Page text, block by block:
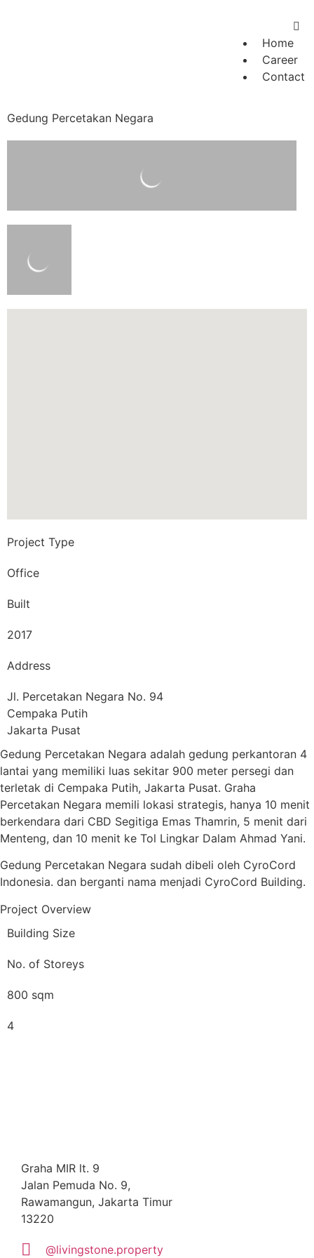
Home
Career
Contact
Gedung Percetakan Negara
Project Type
Office
Built
2017
Address
Jl. Percetakan Negara No. 94
Cempaka Putih
Jakarta Pusat
Gedung Percetakan Negara adalah gedung perkantoran 4
lantai yang memiliki luas sekitar 900 meter persegi dan
terletak di Cempaka Putih, Jakarta Pusat. Graha
Percetakan Negara memili lokasi strategis, hanya 10 menit
berkendara dari CBD Segitiga Emas Thamrin, 5 menit dari
Menteng, dan 10 menit ke Tol Lingkar Dalam Ahmad Yani.
Gedung Percetakan Negara sudah dibeli oleh CyroCord
Indonesia. dan berganti nama menjadi CyroCord Building.
Project Overview
Building Size
No. of Storeys
800 sqm
4
Graha MIR lt. 9
Jalan Pemuda No. 9,
Rawamangun, Jakarta Timur
13220
@livingstone.property